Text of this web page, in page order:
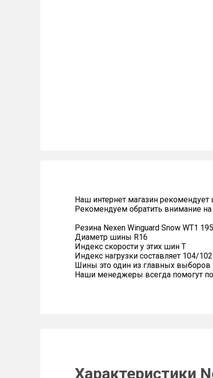
Наш интернет магазин
Рекомендуем обратить внимание
Резина Nexen Winguard Snow WT1
Диаметр шины R16
Индекс скорости у этих шин T
Индекс нагрузки составляет 104/102
Шины это один из главных
Наши менеджеры всегда помогут
Характеристики